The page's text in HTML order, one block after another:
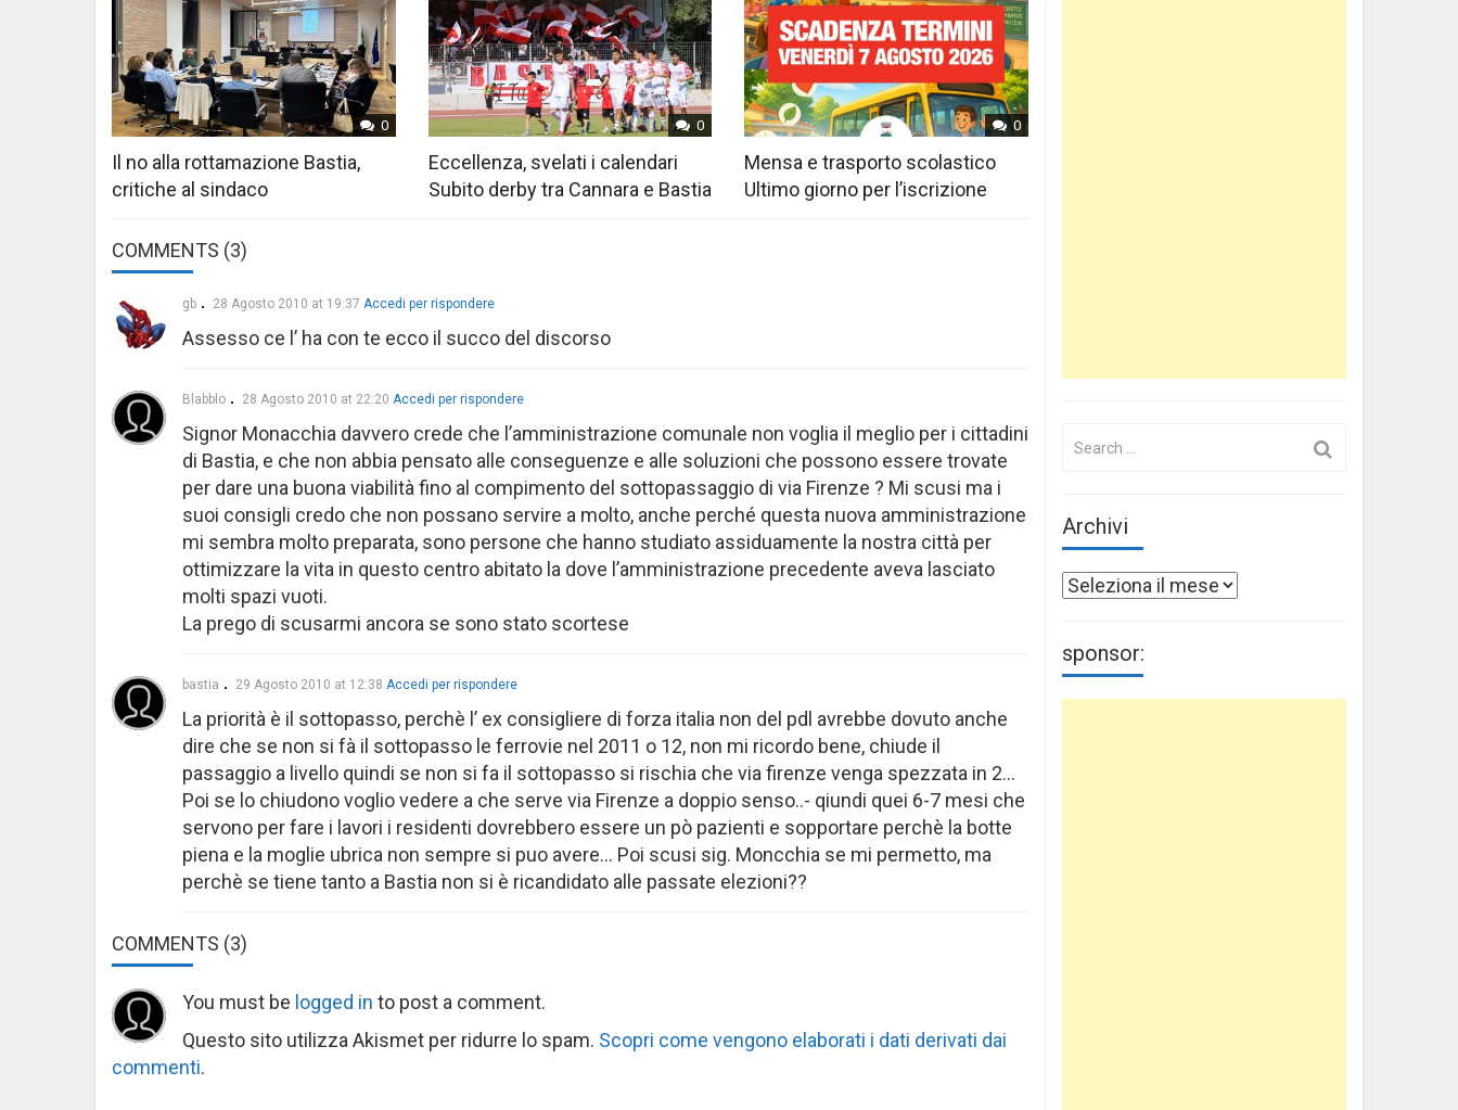
0
Il no alla rottamazione Bastia,
critiche al sindaco
0
Eccellenza, svelati i calendari
Subito derby tra Cannara e Bastia
0
Mensa e trasporto scolastico
Ultimo giorno per l’iscrizione
COMMENTS (3)
gb 28 Agosto 2010 at 19:37 Accedi per rispondere
Assesso ce l’ ha con te ecco il succo del discorso
Blabblo 28 Agosto 2010 at 22:20 Accedi per rispondere
Signor Monacchia davvero crede che l’amministrazione comunale non voglia il meglio per i cittadini
di Bastia, e che non abbia pensato alle conseguenze e alle soluzioni che possono essere trovate
per dare una buona viabilità fino al compimento del sottopassaggio di via Firenze ? Mi scusi ma i
suoi consigli credo che non possano servire a molto, anche perché questa nuova amministrazione
mi sembra molto preparata, sono persone che hanno studiato assiduamente la nostra città per
ottimizzare la vita in questo centro abitato la dove l’amministrazione precedente aveva lasciato
molti spazi vuoti.
La prego di scusarmi ancora se sono stato scortese
bastia 29 Agosto 2010 at 12:38 Accedi per rispondere
La priorità è il sottopasso, perchè l’ ex consigliere di forza italia non del pdl avrebbe dovuto anche
dire che se non si fà il sottopasso le ferrovie nel 2011 o 12, non mi ricordo bene, chiude il
passaggio a livello quindi se non si fa il sottopasso si rischia che via firenze venga spezzata in 2…
Poi se lo chiudono voglio vedere a che serve via Firenze a doppio senso..- qiundi quei 6-7 mesi che
servono per fare i lavori i residenti dovrebbero essere un pò pazienti e sopportare perchè la botte
piena e la moglie ubrica non sempre si puo avere… Poi scusi sig. Moncchia se mi permetto, ma
perchè se tiene tanto a Bastia non si è ricandidato alle passate elezioni??
COMMENTS (3)
You must be logged in to post a comment.
Questo sito utilizza Akismet per ridurre lo spam. Scopri come vengono elaborati i dati derivati dai
commenti.
Archivi
Archivi
sponsor: